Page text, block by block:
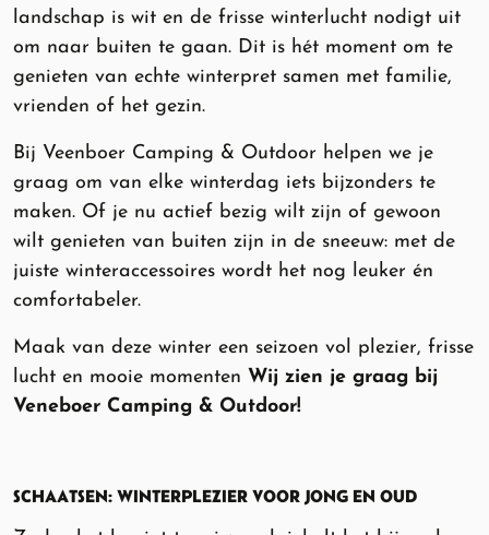
landschap is wit en de frisse winterlucht nodigt uit
om naar buiten te gaan. Dit is hét moment om te
genieten van echte winterpret samen met familie,
vrienden of het gezin.
Bij Veenboer Camping & Outdoor helpen we je
graag om van elke winterdag iets bijzonders te
maken. Of je nu actief bezig wilt zijn of gewoon
wilt genieten van buiten zijn in de sneeuw: met de
juiste winteraccessoires wordt het nog leuker én
comfortabeler.
Maak van deze winter een seizoen vol plezier, frisse
lucht en mooie momenten Wij zien je graag bij
Veneboer Camping & Outdoor!
SCHAATSEN: WINTERPLEZIER VOOR JONG EN OUD